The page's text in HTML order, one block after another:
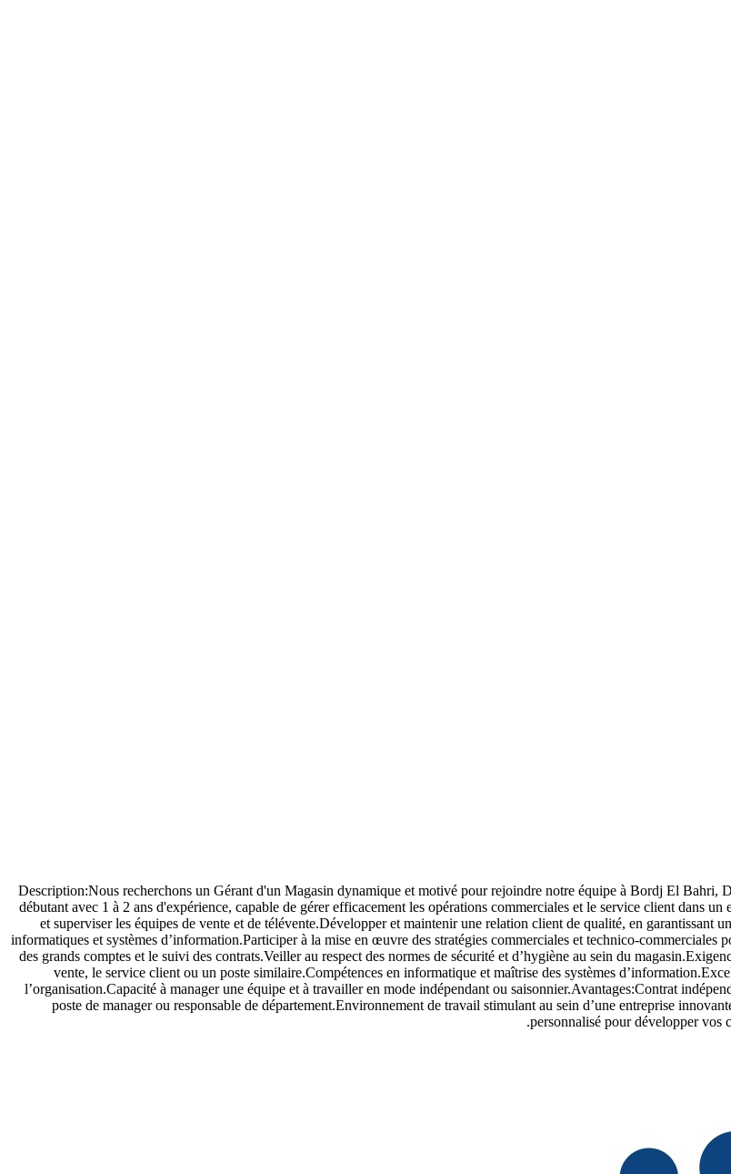
Description:Nous recherchons un Gérant d'un Magasin dynamique et motivé pour rejoindre notre équipe à Bordj El
débutant avec 1 à 2 ans d'expérience, capable de gérer efficacement les opérations commerciales et le service client dans
et superviser les équipes de vente et de télévente.Développer et maintenir une relation client de qualité, en garantissant
informatiques et systèmes d’information.Participer à la mise en œuvre des stratégies commerciales et technico-
des grands comptes et le suivi des contrats.Veiller au respect des normes de sécurité et d’hygiène au sein du
vente, le service client ou un poste similaire.Compétences en informatique et maîtrise des systèmes
l’organisation.Capacité à manager une équipe et à travailler en mode indépendant ou saisonnier.Avantages:Contrat
poste de manager ou responsable de département.Environnement de travail stimulant au sein d’une entreprise
personnalisé pour développer vos